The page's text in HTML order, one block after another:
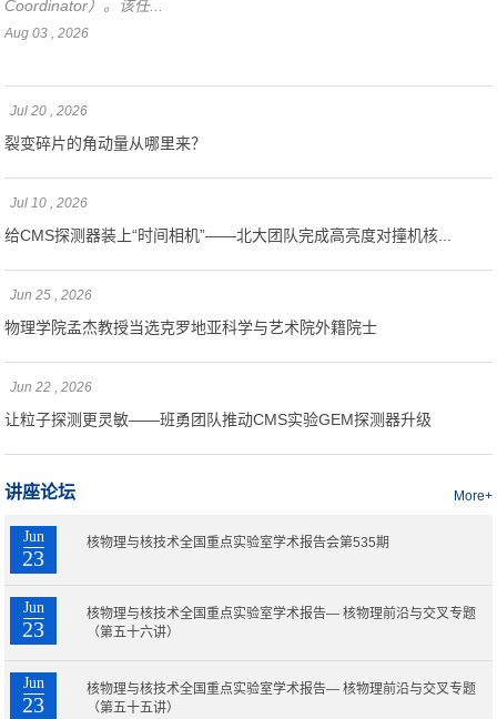
Coordinator）。该任...
Aug 03 , 2026
Jul 20 , 2026
裂变碎片的角动量从哪里来？
Jul 10 , 2026
给CMS探测器装上“时间相机”——北大团队完成高亮度对撞机核...
Jun 25 , 2026
物理学院孟杰教授当选克罗地亚科学与艺术院外籍院士
Jun 22 , 2026
让粒子探测更灵敏——班勇团队推动CMS实验GEM探测器升级
More+
讲座论坛
Jun
23
核物理与核技术全国重点实验室学术报告会第535期
Jun
23
核物理与核技术全国重点实验室学术报告— 核物理前沿与交叉专题
（第五十六讲）
Jun
23
核物理与核技术全国重点实验室学术报告— 核物理前沿与交叉专题
（第五十五讲）